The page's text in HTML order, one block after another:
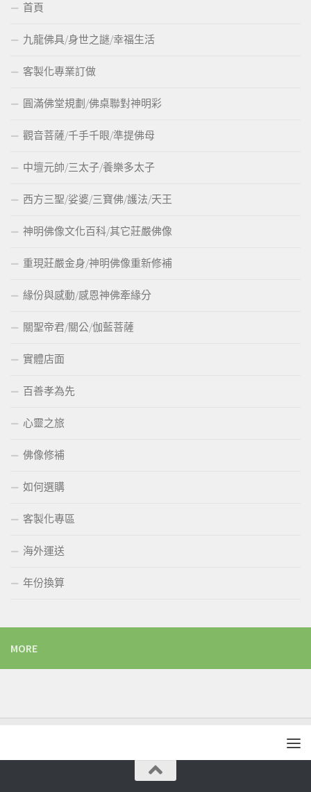
首頁
九龍佛具/身世之謎/幸福生活
客製化專業訂做
圓滿佛堂規劃/佛桌聯對神明彩
觀音菩薩/千手千眼/準提佛母
中壇元帥/三太子/養樂多太子
西方三聖/娑婆/三寶佛/護法/天王
神明佛像文化百科/其它莊嚴佛像
重現莊嚴金身/神明佛像重新修補
緣份與感動/感恩神佛牽緣分
關聖帝君/關公/伽藍菩薩
實體店面
百善孝為先
心靈之旅
佛像修補
如何選購
客製化專區
海外運送
年份換算
MORE